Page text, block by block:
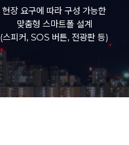
현장 요구에 따라 구성 가능한
맞춤형 스마트폴 설계
(스피커, SOS 버튼, 전광판 등)